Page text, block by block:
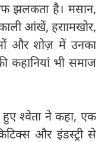
झलकता है। मसान,
काली आंखें, हराामखोर,
और शोज़ में उनका
कहानियां भी समाज
श्वेता ने कहा, एक
और इंडस्ट्री से